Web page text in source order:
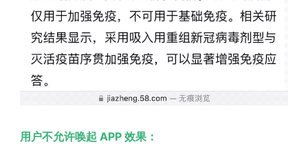
用户不允许唤起 APP 效果：